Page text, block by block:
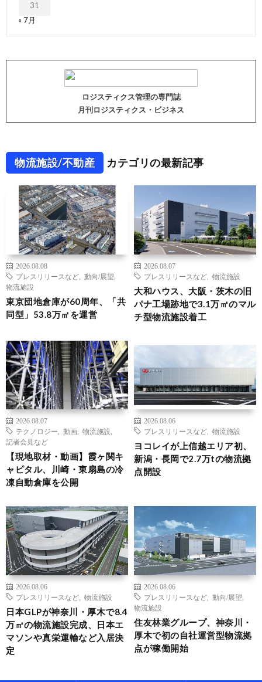
31
« 7月
ロジスティクス管理の専門誌
月刊ロジスティクス・ビジネス
物流施設/不動産 カテゴリの最新記事
2026.08.08
プレスリリースなど
動向/展望
物流施設
東京団地倉庫が60周年、「共
同型」53.8万㎡を運営
2026.08.07
プレスリリースなど
物流施設
大和ハウス、大阪・茨木の旧
パナ工場跡地で3.1万㎡のマル
チ型物流施設着工
2026.08.07
テクノロジー
動画 物流施設
記者会見など
【現地取材・動画】霞ヶ関キ
ャピタル、川崎・東扇島の冷
凍自動倉庫を公開
2026.08.06
プレスリリースなど
物流施設
ヨコレイが上信越エリア初、
新潟・長岡で2.7万tの物流拠
点開設
2026.08.06
プレスリリースなど
物流施設
日本GLPが神奈川・厚木で8.4
万㎡の物流施設完成、日本エ
マソンや真栄運輸など入居決
定
2026.08.06
プレスリリースなど
動向/展望
物流施設
住友林業グループ、神奈川・
厚木で初の自社運営型物流拠
点が稼働開始